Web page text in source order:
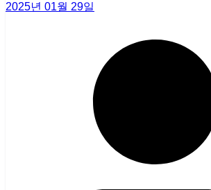
2025년 01월 29일